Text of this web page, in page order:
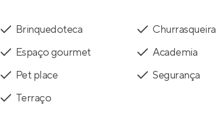
Brinquedoteca Churrasqueira
Espaço gourmet
Academia
Pet place
Segurança
Terraço